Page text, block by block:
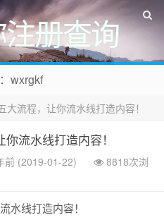
册查询
wxrgkf
大流程，让你流水线打造内容！
流水线打造内容！
前 (2019-01-22)
8818次浏
水线打造内容！